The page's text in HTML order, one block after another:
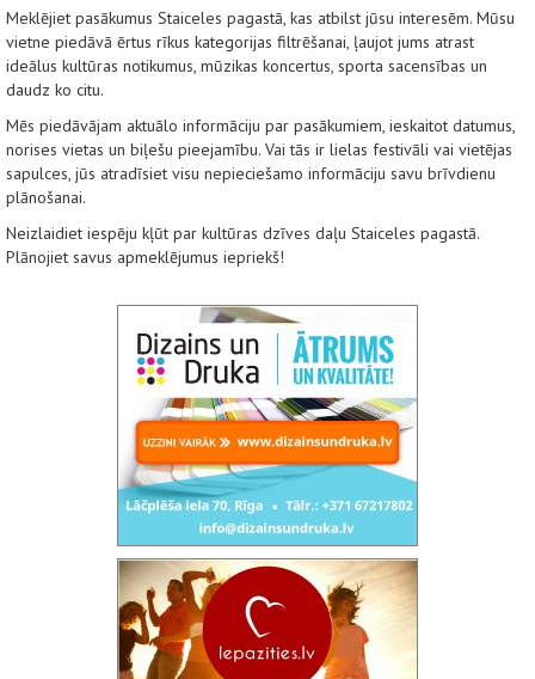
Meklējiet pasākumus Staiceles pagastā, kas atbilst jūsu interesēm. Mūsu
vietne piedāvā ērtus rīkus kategorijas filtrēšanai, ļaujot jums atrast
ideālus kultūras notikumus, mūzikas koncertus, sporta sacensības un
daudz ko citu.
Mēs piedāvājam aktuālo informāciju par pasākumiem, ieskaitot datumus,
norises vietas un biļešu pieejamību. Vai tās ir lielas festivāli vai vietējas
sapulces, jūs atradīsiet visu nepieciešamo informāciju savu brīvdienu
plānošanai.
Neizlaidiet iespēju kļūt par kultūras dzīves daļu Staiceles pagastā.
Plānojiet savus apmeklējumus iepriekš!